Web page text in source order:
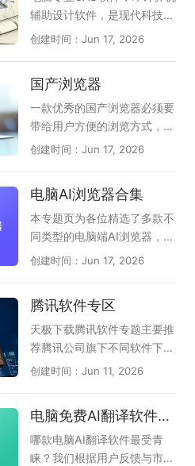
安全浏览器。
插件，从而让浏览器用着更加
在安全性方面也是很不错的，
被泄露。所以，有需求的朋
友，快来天极下载极速浏览器
专题下载吧！
洁，点歌操作方便，家庭娱乐
很合适；《Kanto Player》作
畅，配合动态歌词显示，带来
沉浸式K歌感受。此外，像
《唱吧》《酷狗唱唱》《回
森》等应用也能通过电脑版或
模拟器运行，满足你练歌、录
家也能尽情欢唱。
辅助设计软件，是现代科技与
艺术结合的结晶。在建筑、工
了创意的翅膀。在这虚拟的画
布上，设计师们可以自由地勾
勒出宏伟的蓝图，探索无尽的
可能性。CAD软件不仅提高了
传统手工绘图的束缚，为用户
提供了一个无限广阔的创作天
地，是技术赋予人类的一份珍
广泛应用于建筑、机械、电子
常广泛。对于从事设计工作的
人而言，熟练使用CAD软件至
关重要，可以提高工作效率，
选出的电脑专业CAD软件大
D、BIM模型、天正建筑等各
版本二维和三维CAD图纸，希
望对各位有帮助！
创建时间：Jun 17, 2026
国产浏览器
一款优秀的国产浏览器必须要
带给用户方便的浏览方式，舒
适的上网体验以及其强大的自
魂，目前一众国产浏览器均有
自己的特点，也符合国人的使
用习惯。在这里，天极下载国
产浏览器大全专题推荐一系列
器，豆包，360安全浏览器，
2345加速浏览器等，总有一
款适合你！
创建时间：Jun 17, 2026
电脑AI浏览器合集
本专题页为各位精选了多款不
同类型的电脑端AI浏览器，它
们分为：第1种：在原生浏览
片识别、智能问答、创作等
（如QQ浏览器、猎豹浏览
器、联想浏览器）；第2种：
以AI驱动的浏览器，直接告诉
答；辅助视频、音频、网页、
文档阅读；和第1种区别差不
多，只是重点突出了AI功能；
创建时间：Jun 17, 2026
腾讯软件专区
天极下载腾讯软件专题主要推
荐腾讯公司旗下不同软件下载
需求，大家可以根据自己需要
家、腾讯视频、腾讯会议、Q
Q音乐、腾讯文档、QQ游戏
大厅、QQ浏览器、QQ输入
创建时间：Jun 11, 2026
电脑免费AI翻译软件盘点
哪款电脑AI翻译软件最受青
睐？我们根据用户反馈与市场